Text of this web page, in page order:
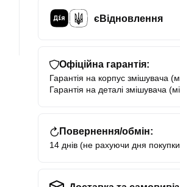
єВідновлення
Офіційна гарантія:
Гарантія на корпус змішувача
Гарантія на деталі змішувача
Повернення/обмін:
14 днів (не рахуючи дня